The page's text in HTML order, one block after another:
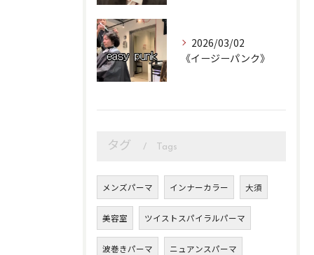
2026/03/02
《イージーパンク》
タグ Tags
メンズパーマ インナーカラー 大須
美容室 ツイストスパイラルパーマ
波巻きパーマ ニュアンスパーマ